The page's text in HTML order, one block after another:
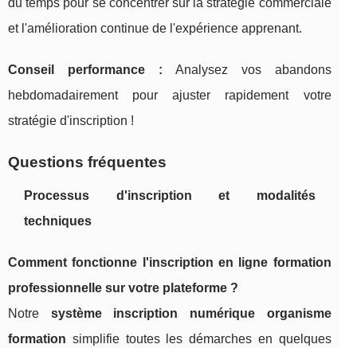
et l'amélioration continue de l'expérience apprenant.
Conseil performance : Analysez vos abandons
hebdomadairement pour ajuster rapidement votre
stratégie d'inscription !
Questions fréquentes
Processus d'inscription et modalités
techniques
Comment fonctionne l'inscription en ligne formation
professionnelle sur votre plateforme ?
Notre système inscription numérique organisme
formation simplifie toutes les démarches en quelques